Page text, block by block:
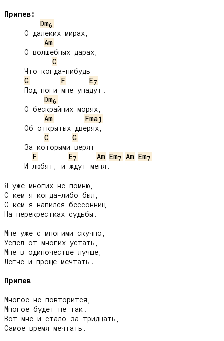
Припев:
Dm6
Am
C
G
F E7
Dm6
Am
Fmaj
C
G
F
E7 Am Em7 Am Em7
Я уже многих не помню,
С кем я когда-либо был,
С кем я напился бессонниц
На перекрестках судьбы.
Мне уже с многими скучно,
Успел от многих устать,
Мне в одиночестве лучше,
Легче и проще мечтать.
Припев
Многое не повторится,
Многое будет не так.
Вот мне и стало за тридцать,
Самое время мечтать.